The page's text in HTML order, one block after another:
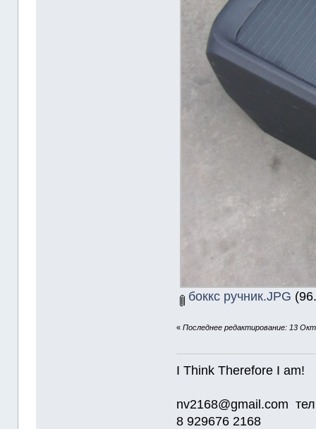
боккс ручник.JPG
«Последнее редактирование: 13
I Think Therefore I am!
nv2168@gmail.com
8 929676 2168